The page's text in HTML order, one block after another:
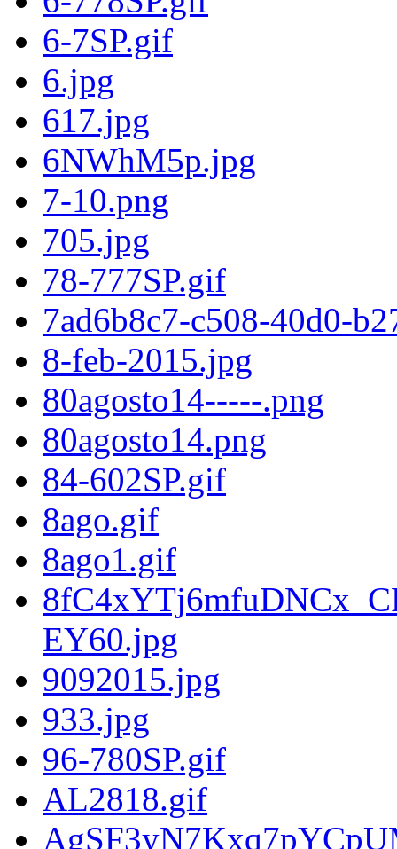
6-7SP.gif
6.jpg
617.jpg
6NWhM5p.jpg
7-10.png
705.jpg
78-777SP.gif
7ad6b8c7-c508-40d0-
8-feb-2015.jpg
80agosto14-----.png
80agosto14.png
84-602SP.gif
8ago.gif
8ago1.gif
EY60.jpg
9092015.jpg
933.jpg
96-780SP.gif
AL2818.gif